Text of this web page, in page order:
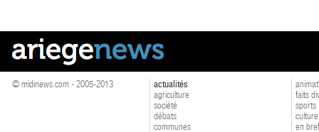
© midinews.com - 2005-2013
actualités
agriculture
société
débats
communes
faits
sports
culture
en bref